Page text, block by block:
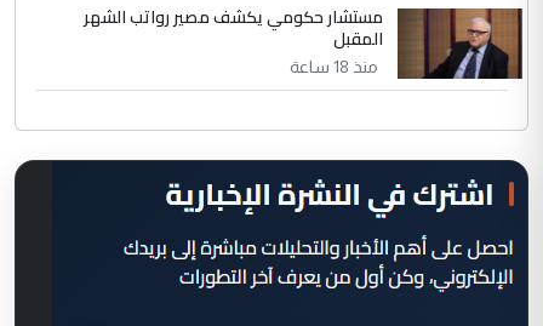
مستشار حكومي يكشف مصير رواتب الشهر
المقبل
منذ 18 ساعة